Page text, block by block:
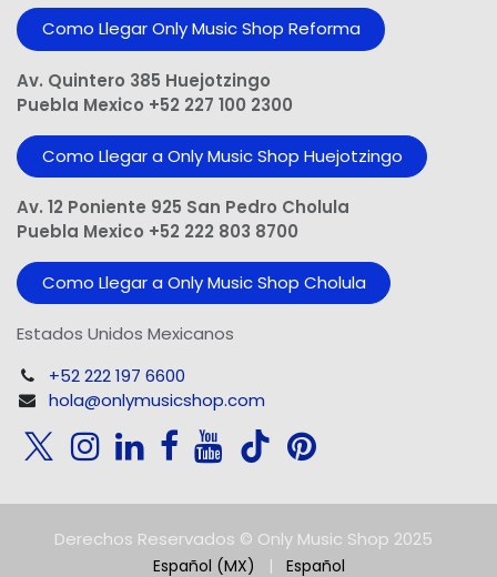
Como Llegar Only Music Shop​ Reforma
Av. Quintero 385 Huejotzingo
Puebla Mexico +52 227 100 2300
Como Llegar a Only Music Shop Huejotzingo
Av. 12 Poniente 925 San Pedro Cholula
Puebla Mexico +52 222 803 8700
Como Llegar a Only Music Shop Cholula
Estados Unidos Mexicanos
+52 222 197 6600
hola@onlymusicshop.com
Derechos Reservados © Only Music Shop 2025
Español (MX) | Español